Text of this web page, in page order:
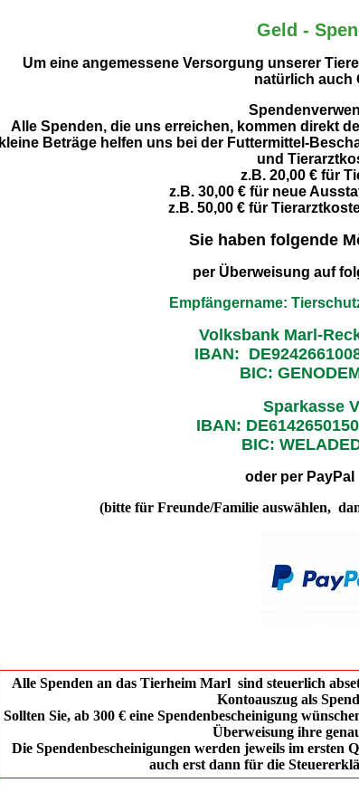
Geld -
Um eine angemessene Versorgung unserer
natürlich auch
Alle Spenden, die uns erreichen, kommen direkt
kleine Beträge helfen uns bei der Futtermittel-
und
z.B. 20,00 € für
z.B. 30,00 € für neue
z.B. 50,00 € für
Sie haben folgende
per Überweisung auf
Empfängername:
Volksbank Marl-
IBAN:
BIC:
Sparkasse
IBAN:
BIC:
oder per
(bitte für Freunde/Familie auswählen,
Alle Spenden an das Tierheim Marl sind steuerlich
Kontoauszug als
Sollten Sie, ab 300 € eine Spendenbescheinigung
Überweisung ihre
Die Spendenbescheinigungen werden jeweils im ersten
auch erst dann für die